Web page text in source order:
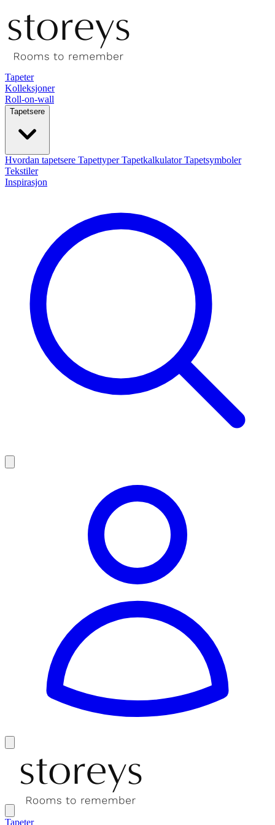
Tapeter
Kolleksjoner
Roll-on-wall
Tapetsere
Hvordan tapetsere TapettyperTapetkalkulatorTapetsymboler
Tekstiler
Inspirasjon
Tapeter